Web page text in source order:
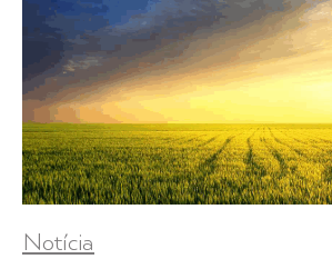
Notícia